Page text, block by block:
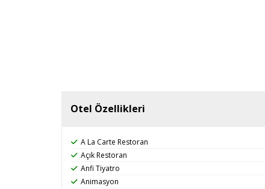
Otel Özellikleri
A La Carte Restoran
Açık Restoran
Anfi Tiyatro
Animasyon